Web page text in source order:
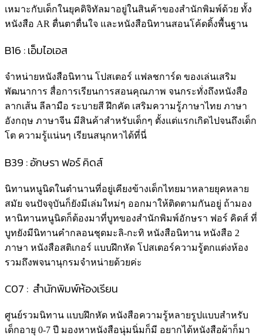
เหมาะกับเด็กในยุคดิจิทัลมาอยู่ในสินค้าของสำนักพิมพ์ด้วย ทั้ง
หนังสือ AR ตื่นตาตื่นใจ และหนังสือนิทานสอนโค้ดดิ้งพื้นฐาน
B16 : เอ็มไอเอส
จำหน่ายหนังสือนิทาน โปสเตอร์ แฟลชการ์ด ของเล่นเสริม
พัฒนาการ สื่อการเรียนการสอนคุณภาพ จนกระทั่งถึงหนังสือ
ลากเส้น ลีลามือ ระบายสี ฝึกคัด เสริมความรู้ภาษาไทย ภาษา
อังกฤษ ภาษาจีน มีสินค้าสำหรับเด็กๆ ตั้งแต่แรกเกิดไปจนถึงเด็ก
โต ความรู้แน่นๆ เรียนสนุกหาได้ที่นี่
B39 : อักษรา ฟอร์ คิดส์
นิทานหนูนิดในตำนานที่อยู่เคียงข้างเด็กไทยมาหลายยุคหลาย
สมัย จนปัจจุบันก็ยังมีเล่มใหม่ๆ ออกมาให้ติดตามกันอยู่ ถ้ามอง
หานิทานหนูนิดก็ต้องมาที่บูทของสำนักพิมพ์อักษรา ฟอร์ คิดส์ ที่
บูทยังมีนิทานคำกลอนชุดมะลิ-กะทิ หนังสือนิทาน หนังสือ 2
ภาษา หนังสือสติเกอร์ แบบฝึกหัด โปสเตอร์ความรู้ตกแต่งห้อง
รวมถึงพจนานุกรมจำหน่ายด้วยค่ะ
C07 : สำนักพิมพ์ห้องเรียน
ศูนย์รวมนิทาน แบบฝึกหัด หนังสือความรู้หลายรูปแบบสำหรับ
เด็กอายุ 0-7 ปี มองหาหนังสือนุ่มนิ่มก็มี อยากได้หนังสือผ้าก็มา